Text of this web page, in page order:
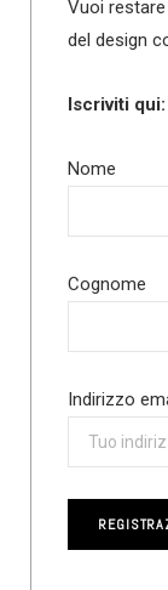
Vuoi
del design
Iscriviti qui:
Nome
Cognome
Indirizzo